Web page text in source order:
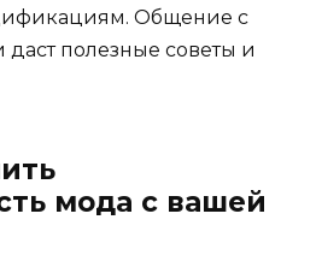
Общение с
полезные советы и
мода с вашей